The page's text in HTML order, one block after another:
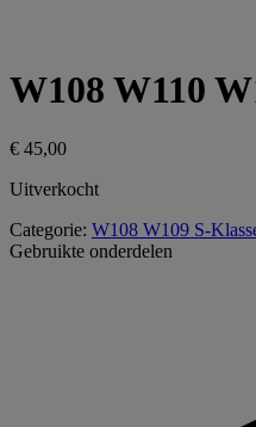
W108 W110
€ 45,00
Uitverkocht
Categorie: W108 W109 S-
Gebruikte onderdelen